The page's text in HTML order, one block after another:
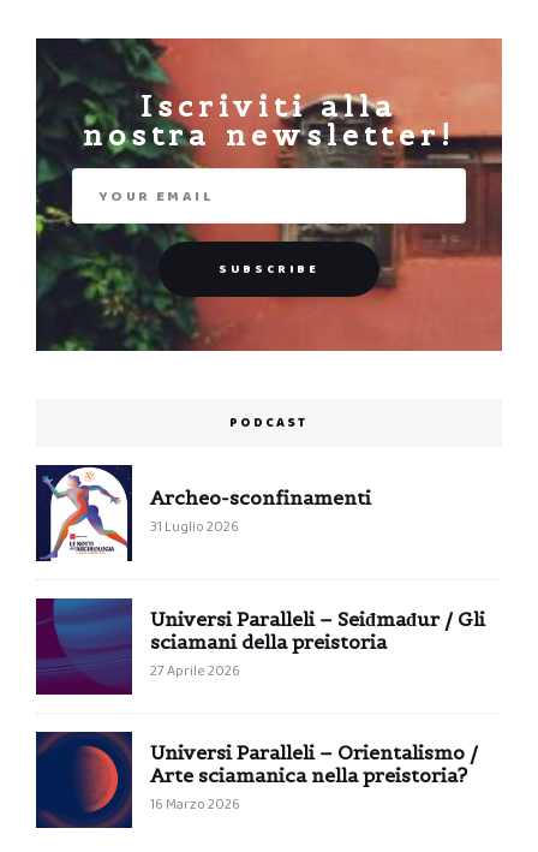
Iscriviti alla
nostra newsletter!
PODCAST
Archeo-sconfinamenti
31 Luglio 2026
Universi Paralleli – Seiđmađur / Gli
sciamani della preistoria
27 Aprile 2026
Universi Paralleli – Orientalismo /
Arte sciamanica nella preistoria?
16 Marzo 2026